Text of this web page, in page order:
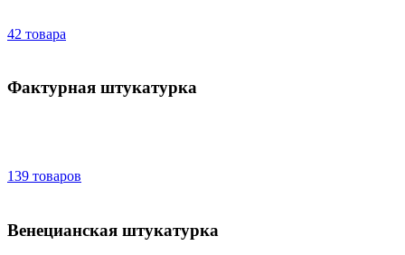
42 товара
Фактурная штукатурка
139 товаров
Венецианская штукатурка